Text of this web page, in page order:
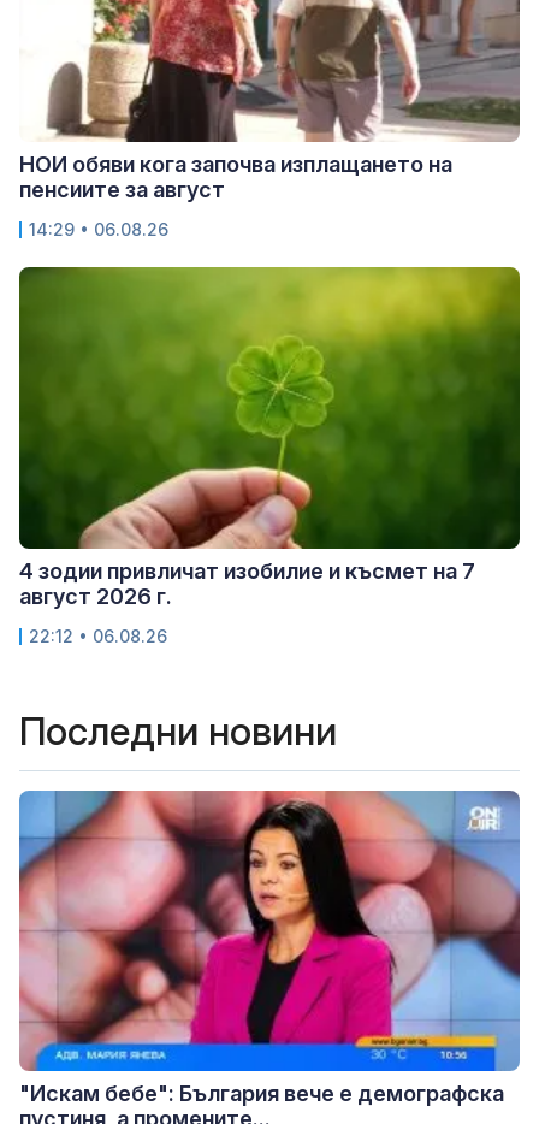
НОИ обяви кога започва изплащането на
пенсиите за август
14:29 • 06.08.26
4 зодии привличат изобилие и късмет на 7
август 2026 г.
22:12 • 06.08.26
Последни новини
"Искам бебе": България вече е демографска
пустиня, а промените...